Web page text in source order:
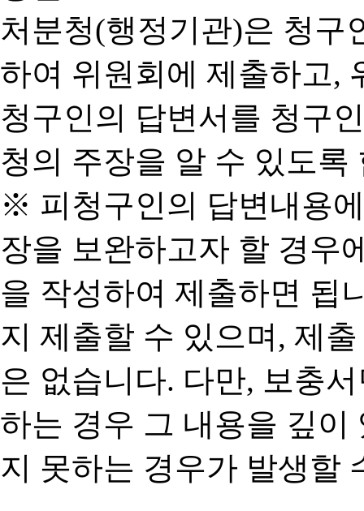
처분청(행정기관)은 청구
하여 위원회에 제출하고,
청구인의 답변서를 청구
청의 주장을 알 수 있도록
※ 피청구인의 답변내용
장을 보완하고자 할 경우
을 작성하여 제출하면 됩
지 제출할 수 있으며, 제
은 없습니다. 다만, 보충
하는 경우 그 내용을 깊이
지 못하는 경우가 발생할